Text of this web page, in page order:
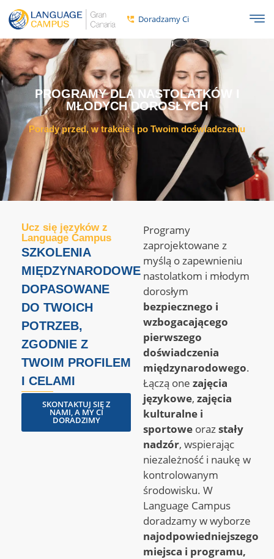
Doradzamy Ci
PROGRAMY DLA NASTOLATKÓW I
MŁODYCH DOROSŁYCH
Porady przed, w trakcie i po Twoim doświadczeniu
Ucz się języków z
Language Campus
SZKOLENIA
MIĘDZYNARODOWE
DOPASOWANE
DO TWOICH
POTRZEB,
ZGODNIE Z
TWOIM PROFILEM
I CELAMI
SKONTAKTUJ SIĘ Z
NAMI, A MY CI
DORADZIMY
Programy
zaprojektowane z
myślą o zapewnieniu
nastolatkom i młodym
dorosłym
bezpiecznego i
wzbogacającego
pierwszego
doświadczenia
międzynarodowego.
Łączą one zajęcia
językowe, zajęcia
kulturalne i
sportowe orazstały
nadzór, wspierając
niezależność i naukę w
kontrolowanym
środowisku. W
Language Campus
doradzamy w wyborze
najodpowiedniejszego
miejsca i programu,